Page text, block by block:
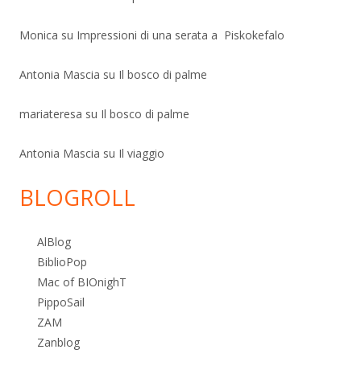
Monica su Impressioni di una serata a Piskokefalo
Antonia Mascia su Il bosco di palme
mariateresa su Il bosco di palme
Antonia Mascia su Il viaggio
BLOGROLL
AlBlog
BiblioPop
Mac of BIOnighT
PippoSail
ZAM
Zanblog